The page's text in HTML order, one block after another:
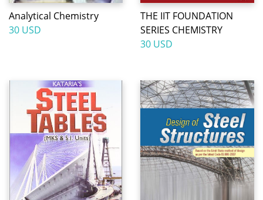
Analytical Chemistry
30 USD
THE IIT FOUNDATION
SERIES CHEMISTRY
30 USD